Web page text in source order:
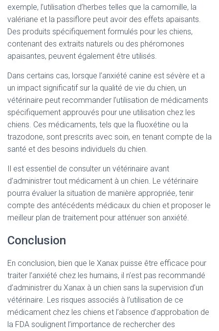
exemple, l’utilisation d’herbes telles que la camomille, la
valériane et la passiflore peut avoir des effets apaisants.
Des produits spécifiquement formulés pour les chiens,
contenant des extraits naturels ou des phéromones
apaisantes, peuvent également être utilisés.
Dans certains cas, lorsque l’anxiété canine est sévère et a
un impact significatif sur la qualité de vie du chien, un
vétérinaire peut recommander l’utilisation de médicaments
spécifiquement approuvés pour une utilisation chez les
chiens. Ces médicaments, tels que la fluoxétine ou la
trazodone, sont prescrits avec soin, en tenant compte de la
santé et des besoins individuels du chien.
Il est essentiel de consulter un vétérinaire avant
d’administrer tout médicament à un chien. Le vétérinaire
pourra évaluer la situation de manière appropriée, tenir
compte des antécédents médicaux du chien et proposer le
meilleur plan de traitement pour atténuer son anxiété.
Conclusion
En conclusion, bien que le Xanax puisse être efficace pour
traiter l’anxiété chez les humains, il n’est pas recommandé
d’administrer du Xanax à un chien sans la supervision d’un
vétérinaire. Les risques associés à l’utilisation de ce
médicament chez les chiens et l’absence d’approbation de
la FDA soulignent l’importance de rechercher des